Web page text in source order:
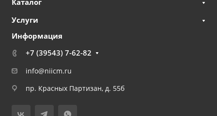
Услуги
Информация
+7 (39543) 7-62-82
info@niicm.ru
пр. Красных Партизан, д. 55б